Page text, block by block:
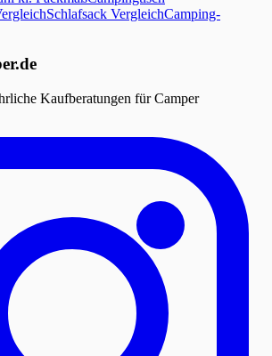
Schlafsack VergleichCamping-
Kaufberatungen für Camper